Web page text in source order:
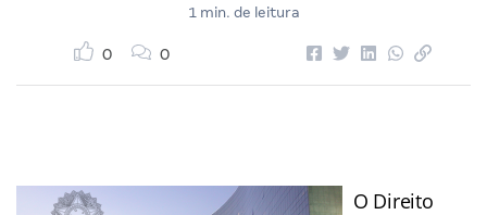
1 min. de leitura
0 0
O Direito